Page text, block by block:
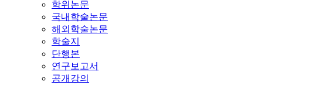
학위논문
국내학술논문
해외학술논문
학술지
단행본
연구보고서
공개강의